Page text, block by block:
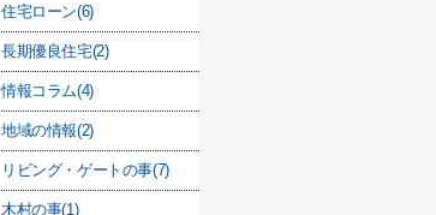
住宅ローン(6)
長期優良住宅(2)
情報コラム(4)
地域の情報(2)
リビング・ゲートの事(7)
木村の事(1)